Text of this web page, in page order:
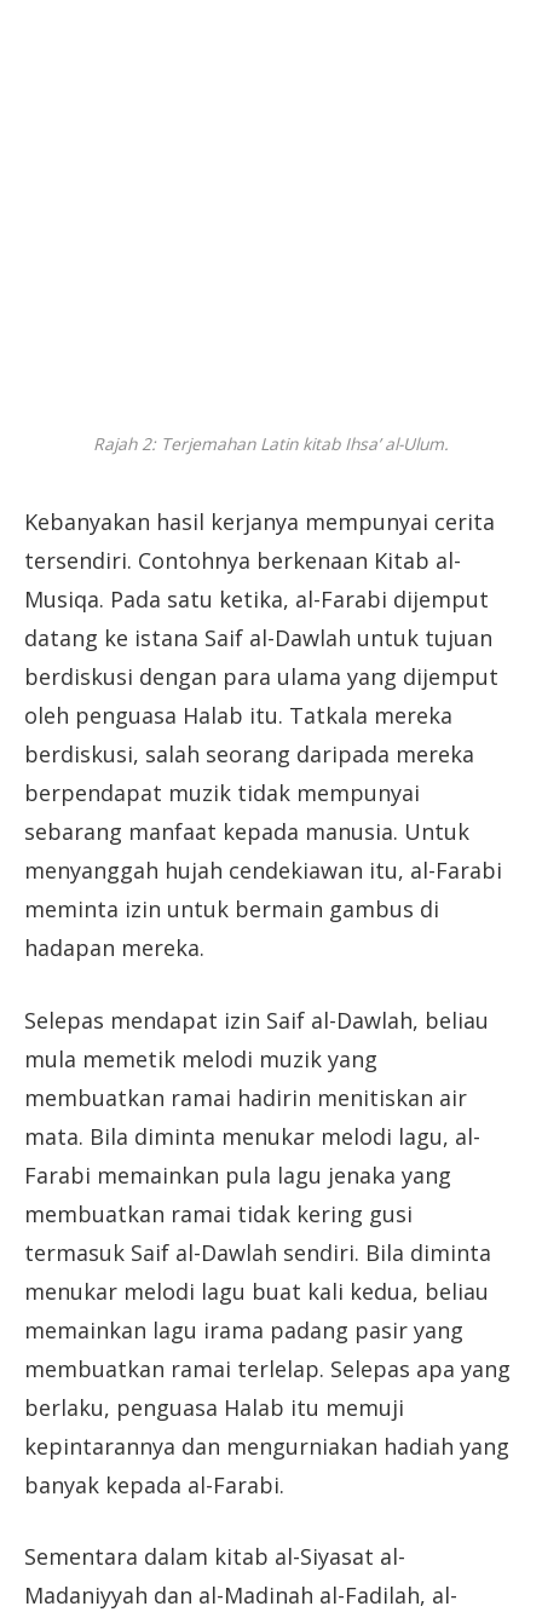
Rajah 2: Terjemahan Latin kitab Ihsa’ al-Ulum.
Kebanyakan hasil kerjanya mempunyai cerita
tersendiri. Contohnya berkenaan Kitab al-
Musiqa. Pada satu ketika, al-Farabi dijemput
datang ke istana Saif al-Dawlah untuk tujuan
berdiskusi dengan para ulama yang dijemput
oleh penguasa Halab itu. Tatkala mereka
berdiskusi, salah seorang daripada mereka
berpendapat muzik tidak mempunyai
sebarang manfaat kepada manusia. Untuk
menyanggah hujah cendekiawan itu, al-Farabi
meminta izin untuk bermain gambus di
hadapan mereka.
Selepas mendapat izin Saif al-Dawlah, beliau
mula memetik melodi muzik yang
membuatkan ramai hadirin menitiskan air
mata. Bila diminta menukar melodi lagu, al-
Farabi memainkan pula lagu jenaka yang
membuatkan ramai tidak kering gusi
termasuk Saif al-Dawlah sendiri. Bila diminta
menukar melodi lagu buat kali kedua, beliau
memainkan lagu irama padang pasir yang
membuatkan ramai terlelap. Selepas apa yang
berlaku, penguasa Halab itu memuji
kepintarannya dan mengurniakan hadiah yang
banyak kepada al-Farabi.
Sementara dalam kitab al-Siyasat al-
Madaniyyah dan al-Madinah al-Fadilah, al-